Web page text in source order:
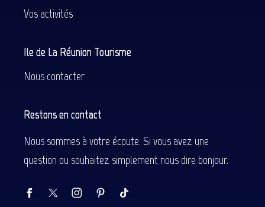
Vos activités
Ile de La Réunion Tourisme
Nous contacter
Restons en contact
Nous sommes à votre écoute. Si vous avez une
question ou souhaitez simplement nous dire bonjour.